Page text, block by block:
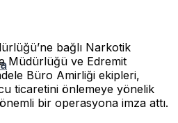
bağlı Narkotik
Müdürlüğü ve Edremit
Büro Amirliği ekipleri,
ticaretini önlemeye yönelik
bir operasyona imza attı.